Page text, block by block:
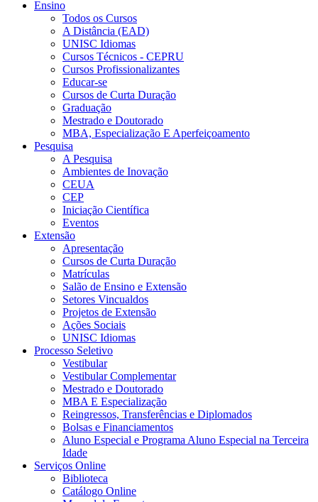
Ensino
Todos os Cursos
A Distância (EAD)
UNISC Idiomas
Cursos Técnicos - CEPRU
Cursos Profissionalizantes
Educar-se
Cursos de Curta Duração
Graduação
Mestrado e Doutorado
MBA, Especialização E Aperfeiçoamento
Pesquisa
A Pesquisa
Ambientes de Inovação
CEUA
CEP
Iniciação Científica
Eventos
Extensão
Apresentação
Cursos de Curta Duração
Matrículas
Salão de Ensino e Extensão
Setores Vincualdos
Projetos de Extensão
Ações Sociais
UNISC Idiomas
Processo Seletivo
Vestibular
Vestibular Complementar
Mestrado e Doutorado
MBA E Especialização
Reingressos, Transferências e Diplomados
Bolsas e Financiamentos
Aluno Especial e Programa Aluno Especial na Terceira
Idade
Serviços Online
Biblioteca
Catálogo Online